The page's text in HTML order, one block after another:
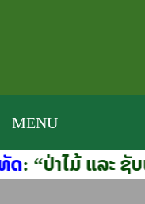
MENU
ມ້ ແລະ ຊັບພະຍາ